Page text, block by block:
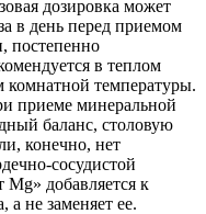
дозировка может
в день перед приемом
постепенно
в теплом
температуры.
приеме минеральной
баланс, столовую
конечно, нет
сосудистой
добавляется к
а не заменяет ее.